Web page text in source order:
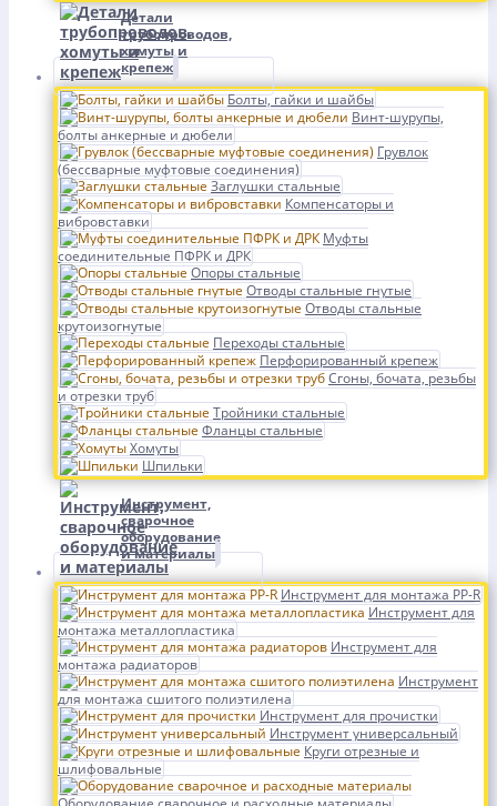
Детали
трубопроводов,
хомуты и
крепеж
Болты, гайки и шайбы
Винт-шурупы,
болты анкерные и дюбели
Грувлок
(бессварные муфтовые соединения)
Заглушки стальные
Компенсаторы и
вибровставки
Муфты
соединительные ПФРК и ДРК
Опоры стальные
Отводы стальные гнутые
Отводы стальные
крутоизогнутые
Переходы стальные
Перфорированный крепеж
Сгоны, бочата, резьбы
и отрезки труб
Тройники стальные
Фланцы стальные
Хомуты
Шпильки
Инструмент,
сварочное
оборудование
и материалы
Инструмент для монтажа PP-R
Инструмент для
монтажа металлопластика
Инструмент для
монтажа радиаторов
Инструмент
для монтажа сшитого полиэтилена
Инструмент для прочистки
Инструмент универсальный
Круги отрезные и
шлифовальные